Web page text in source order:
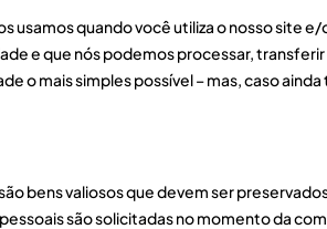
usamos quando você utiliza o nosso site e/
e que nós podemos processar,
o mais simples possível – mas, caso
bens valiosos que devem ser
são solicitadas no momento da